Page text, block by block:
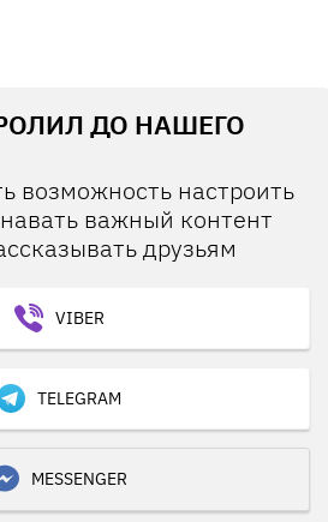
ДО НАШЕГО
возможность настроить
важный контент
друзьям
VIBER
TELEGRAM
MESSENGER